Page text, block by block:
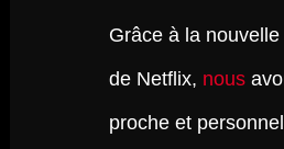
Grâce à la
de Netflix, nous
proche et